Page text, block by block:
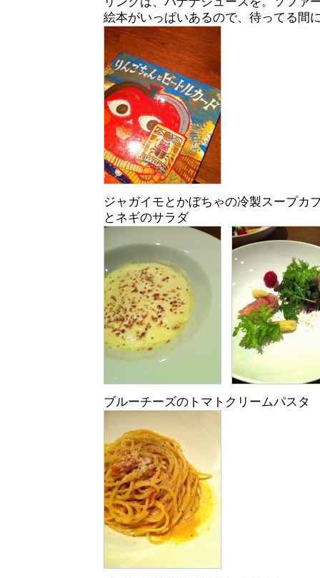
絵本がいっぱいあるので、待ってる間
ジャガイモとかぼちゃの冷製スープ
とネギのサラダ
ブルーチーズのトマトクリームパスタ